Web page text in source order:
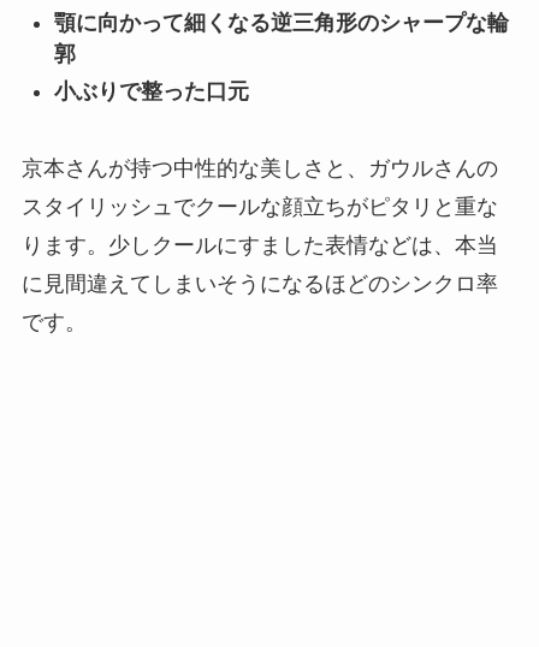
顎に向かって細くなる逆三角形のシャープな輪
郭
小ぶりで整った口元
京本さんが持つ中性的な美しさと、ガウルさんの
スタイリッシュでクールな顔立ちがピタリと重な
ります。少しクールにすました表情などは、本当
に見間違えてしまいそうになるほどのシンクロ率
です。